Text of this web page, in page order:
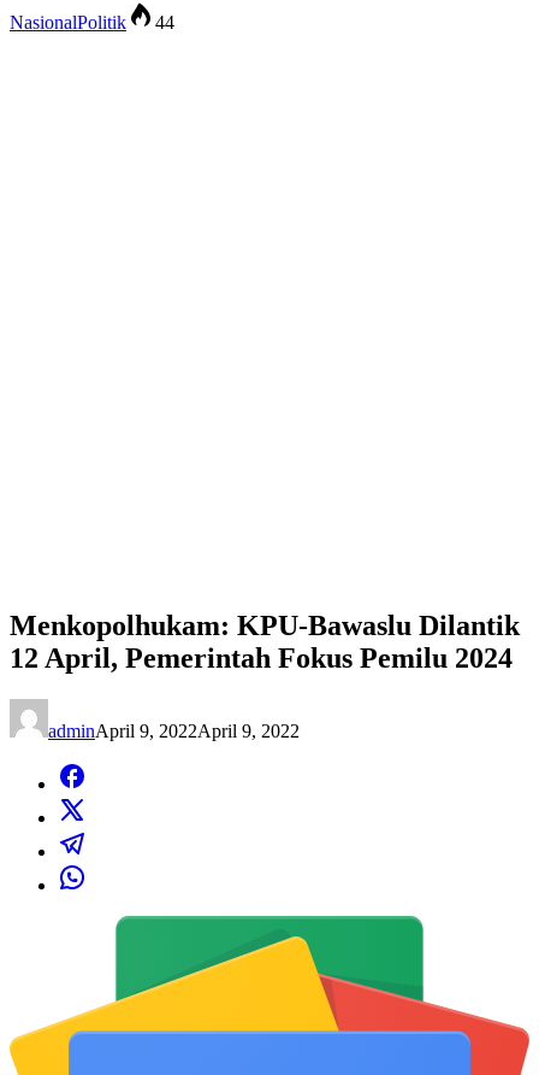
NasionalPolitik 44
Menkopolhukam: KPU-Bawaslu Dilantik
12 April, Pemerintah Fokus Pemilu 2024
adminApril 9, 2022April 9, 2022